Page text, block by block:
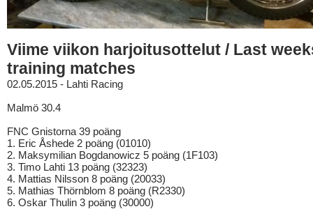
Viime viikon harjoitusottelut / Last
training matches
02.05.2015 - Lahti Racing
Malmö 30.4
FNC Gnistorna 39 poäng
1. Eric Åshede 2 poäng (01010)
2. Maksymilian Bogdanowicz 5 poäng (1F103)
3. Timo Lahti 13 poäng (32323)
4. Mattias Nilsson 8 poäng (20033)
5. Mathias Thörnblom 8 poäng (R2330)
6. Oskar Thulin 3 poäng (30000)